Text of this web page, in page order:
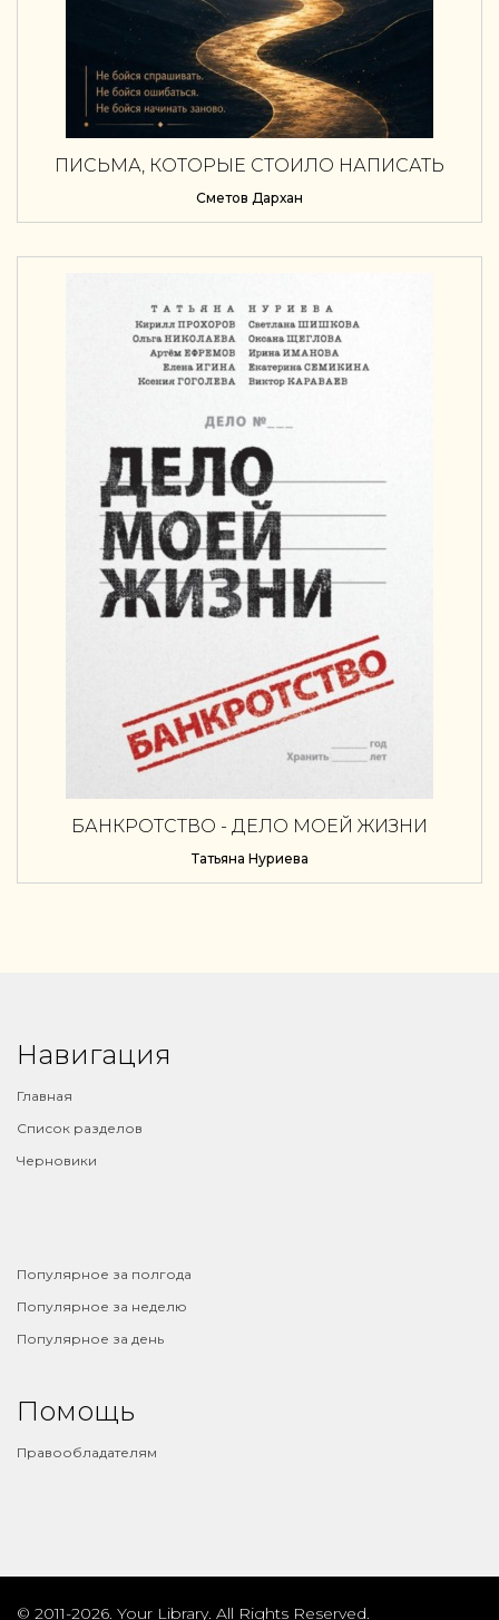
ПИСЬМА, КОТОРЫЕ СТОИЛО НАПИСАТЬ
ОШИБКАХ И ЖИЗНИ
Сәметов Дархан
БАНКРОТСТВО - ДЕЛО МОЕЙ ЖИЗНИ
Татьяна Нуриева
Навигация
Главная
Список разделов
Черновики
Популярное за полгода
Популярное за неделю
Популярное за день
Помощь
Правообладателям
© 2011-2026. Your Library. All Rights Reserved.